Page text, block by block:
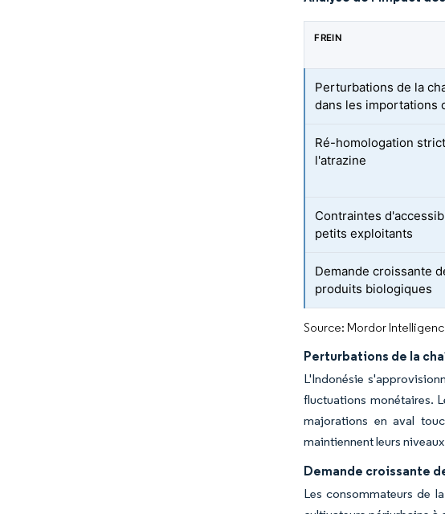
FREIN
Perturbations de la
dans les importations
Ré-homologation
l'atrazine
Contraintes
petits exploitants
Demande croissante
produits biologiques
Source: Mordor
Perturbations de la
L'Indonésie
fluctuations monétaires.
majorations en aval
maintiennent leurs
Demande croissante
Les consommateurs de